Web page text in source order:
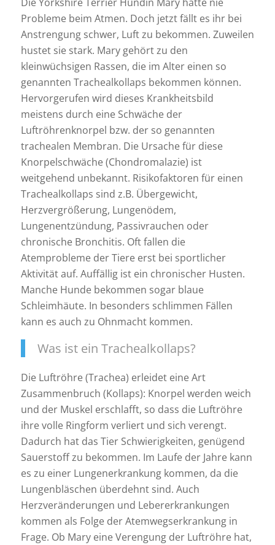
Probleme beim Atmen. Doch jetzt fällt es ihr bei
Anstrengung schwer, Luft zu bekommen. Zuweilen
hustet sie stark. Mary gehört zu den
kleinwüchsigen Rassen, die im Alter einen so
genannten Trachealkollaps bekommen können.
Hervorgerufen wird dieses Krankheitsbild
meistens durch eine Schwäche der
Luftröhrenknorpel bzw. der so genannten
trachealen Membran. Die Ursache für diese
Knorpelschwäche (Chondromalazie) ist
weitgehend unbekannt. Risikofaktoren für einen
Trachealkollaps sind z.B. Übergewicht,
Herzvergrößerung, Lungenödem,
Lungenentzündung, Passivrauchen oder
chronische Bronchitis. Oft fallen die
Atemprobleme der Tiere erst bei sportlicher
Aktivität auf. Auffällig ist ein chronischer Husten.
Manche Hunde bekommen sogar blaue
Schleimhäute. In besonders schlimmen Fällen
kann es auch zu Ohnmacht kommen.
Was ist ein Trachealkollaps?
Die Luftröhre (Trachea) erleidet eine Art
Zusammenbruch (Kollaps): Knorpel werden weich
und der Muskel erschlafft, so dass die Luftröhre
ihre volle Ringform verliert und sich verengt.
Dadurch hat das Tier Schwierigkeiten, genügend
Sauerstoff zu bekommen. Im Laufe der Jahre kann
es zu einer Lungenerkrankung kommen, da die
Lungenbläschen überdehnt sind. Auch
Herzveränderungen und Lebererkrankungen
kommen als Folge der Atemwegserkrankung in
Frage. Ob Mary eine Verengung der Luftröhre hat,